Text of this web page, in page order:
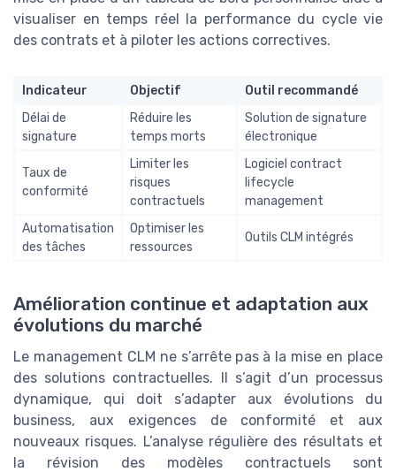
visualiser en temps réel la performance du cycle vie
des contrats et à piloter les actions correctives.
Indicateur Objectif
Outil recommandé
Délai de
signature
Réduire les
temps morts
Solution de signature
électronique
Taux de
conformité
Limiter les
risques
contractuels
Logiciel contract
lifecycle
management
Automatisation
des tâches
Optimiser les
ressources
Outils CLM intégrés
Amélioration continue et adaptation aux
évolutions du marché
Le management CLM ne s’arrête pas à la mise en place
des solutions contractuelles. Il s’agit d’un processus
dynamique, qui doit s’adapter aux évolutions du
business, aux exigences de conformité et aux
nouveaux risques. L’analyse régulière des résultats et
la révision des modèles contractuels sont